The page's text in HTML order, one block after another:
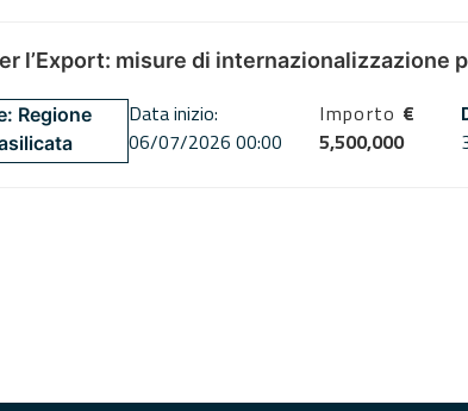
l’Export: misure di internazionalizzazione
Regione
Data inizio:
06/07/2026 00:00
Importo €
5,500,000